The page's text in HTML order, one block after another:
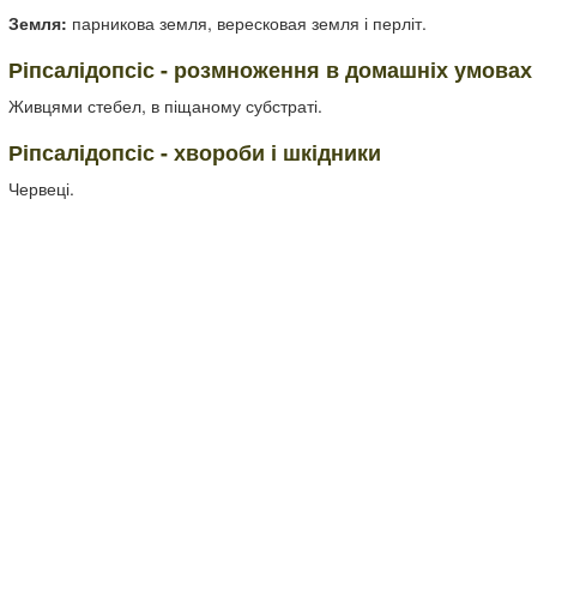
Земля: парникова земля, вересковая земля і перліт.
Ріпсалідопсіс - розмноження в домашніх умовах
Живцями стебел, в піщаному субстраті.
Ріпсалідопсіс - хвороби і шкідники
Червеці.